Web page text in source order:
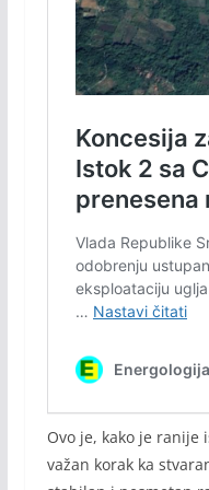
Ovo je, kako je ranije
važan korak ka